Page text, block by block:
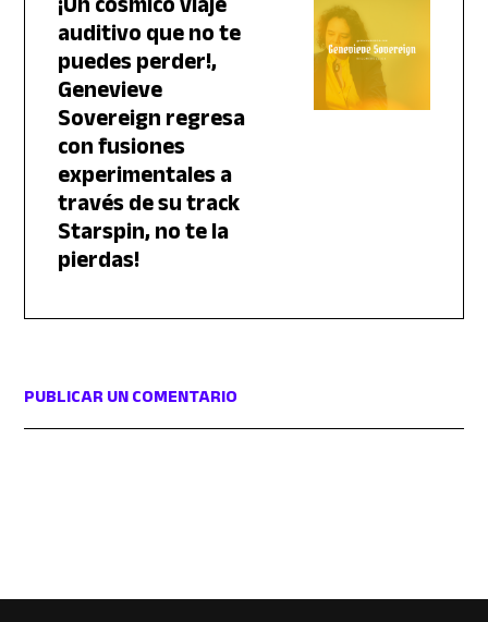
¡Un cósmico viaje
auditivo que no te
puedes perder!,
Genevieve
Sovereign regresa
con fusiones
experimentales a
través de su track
Starspin, no te la
pierdas!
PUBLICAR UN COMENTARIO